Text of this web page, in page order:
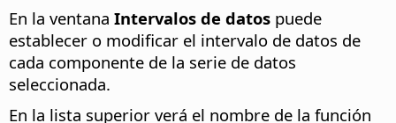
En la ventana Intervalos de datos puede
establecer o modificar el intervalo de datos de
cada componente de la serie de datos
seleccionada.
En la lista superior verá el nombre de la función